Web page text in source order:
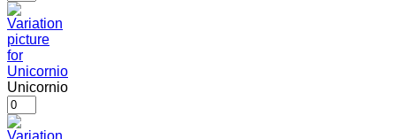
Unicornio